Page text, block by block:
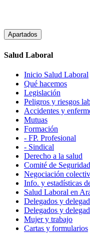
Apartados
Salud Laboral
Inicio Salud Laboral
Qué hacemos
Legislación
Peligros y riesgos
Accidentes y
Mutuas
Formación
- FP. Profesional
- Sindical
Derecho a la salud
Comité de
Negociación
Info. y estadísticas
Salud Laboral en
Delegados y
Delegados y
Mujer y trabajo
Cartas y formularios